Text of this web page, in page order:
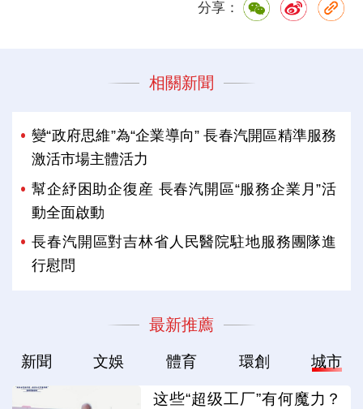
分享：
相關新聞
變“政府思維”為“企業導向” 長春汽開區精準服務
激活市場主體活力
幫企紓困助企復産 長春汽開區“服務企業月”活
動全面啟動
長春汽開區對吉林省人民醫院駐地服務團隊進
行慰問
最新推薦
新聞 文娛 體育 環創 城市
这些“超级工厂”有何魔力？